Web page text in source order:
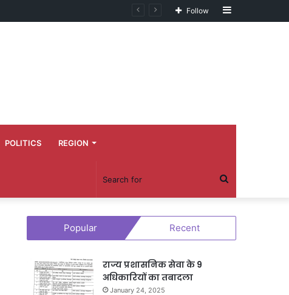
Sidebar
Follow
POLITICS REGION
Search
for
Popular Recent
राज्य प्रशासनिक सेवा के 9
अधिकारियों का तबादला
January 24, 2025